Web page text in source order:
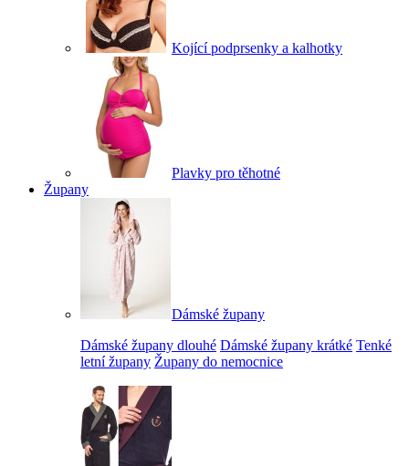
Kojící podprsenky a kalhotky
Plavky pro těhotné
Župany
Dámské župany
Dámské župany dlouhé Dámské župany krátké Tenké
letní župany Župany do nemocnice